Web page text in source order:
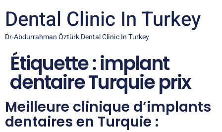
Dental Clinic In Turkey
Dr-Abdurrahman Öztürk Dental Clinic In Turkey
Étiquette :implant
dentaire Turquie prix
Meilleure clinique d’implants
dentaires en Turquie :